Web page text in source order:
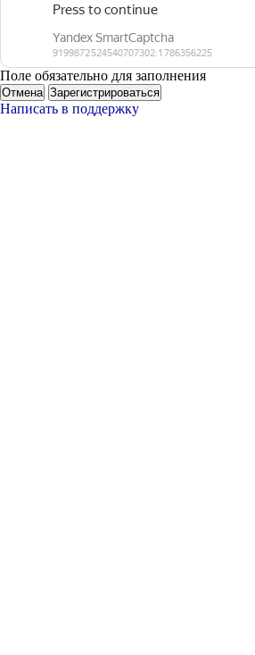
Поле обязательно для заполнения
Отмена Зарегистрироваться
Написать в поддержку